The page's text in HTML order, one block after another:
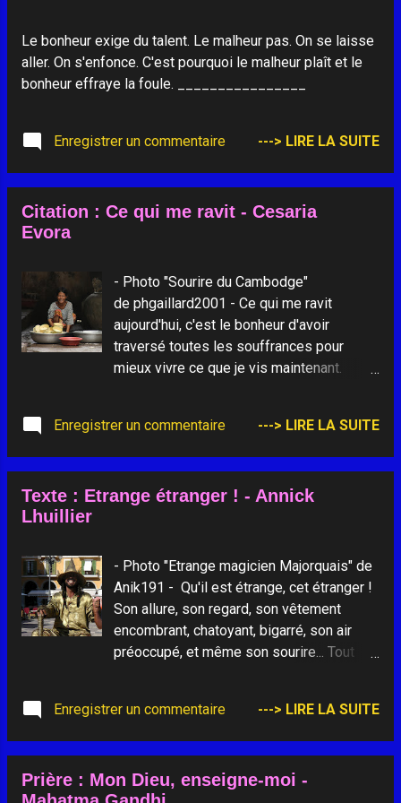
Le bonheur exige du talent. Le malheur pas. On se laisse
aller. On s'enfonce. C'est pourquoi le malheur plaît et le
bonheur effraye la foule. ________________
Enregistrer un commentaire ---> LIRE LA SUITE
Citation : Ce qui me ravit - Cesaria
Evora
- Photo "Sourire du Cambodge"
de phgaillard2001 - Ce qui me ravit
aujourd'hui, c'est le bonheur d'avoir
traversé toutes les souffrances pour
mieux vivre ce que je vis maintenant.
Enregistrer un commentaire ---> LIRE LA SUITE
Texte : Etrange étranger ! - Annick
Lhuillier
- Photo "Etrange magicien Majorquais" de
Anik191 - Qu'il est étrange, cet étranger !
Son allure, son regard, son vêtement
encombrant, chatoyant, bigarré, son air
préoccupé, et même son sourire... Tout
mal aimé des rumeurs médiatiques. Mais
n'est-ce pas le lot de tout les étrangers
de tous les continents ? Moi-même,
quand je m'évade au pays du soleil, ou
Enregistrer un commentaire ---> LIRE LA SUITE
Prière : Mon Dieu, enseigne-moi -